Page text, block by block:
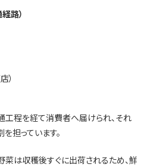
路）
）
工程を経て消費者へ届けられ、それ
担っています。
菜は収穫後すぐに出荷されるため、鮮